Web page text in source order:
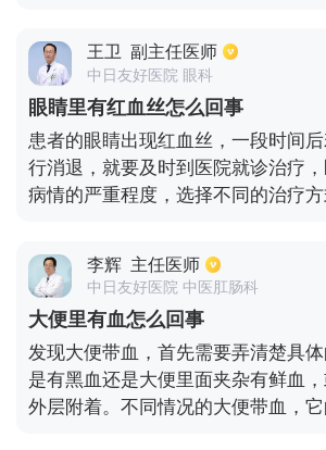
式来治疗，同时还要服用止血的药物
低烧咳嗽里面带血，而且还有咯血的
的食欲比较差，体重有明显的减轻情
是肺结核引起的。3.一旦老年人有咳
或者患者有肺部疾病，很有可能会
好要到医院做个胸部的ct，看看是不
此外患者的凝血功能出现了异常，
王卫 副主任医师
中日友好医院 眼科
眼睛里有红血丝怎么回事
患者的眼睛出现红血丝，一段时间
行消退，就要及时到医院就诊治疗
病情的严重程度，选择不同的治疗
早期患者可以选择在有红血丝的部位
已达到消毒杀菌的作用。眼睛里有红
有干眼症，并伴有眼胀、眼红等临床
以感受到眼部有异物感和干涩感。所
现红血丝后，切不可大意，以免错
致更严重的疾病，危害生命。
李辉 主任医师
中日友好医院 中医肛肠科
大便里有血怎么回事
发现大便带血，首先需要弄清楚具
是有黑血还是大便里面夹杂有鲜血
外层附着。不同情况的大便带血，